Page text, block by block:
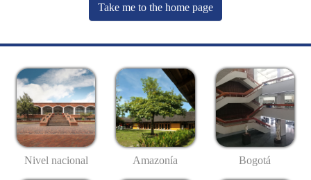
Take me to the home page
Nivel nacional Amazonía Bogotá